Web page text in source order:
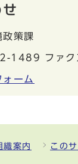
政策課
1489 ファ
ーム
織案内 この